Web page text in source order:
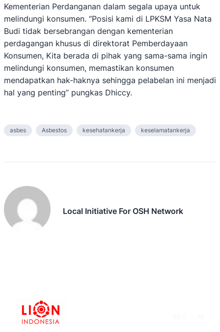
Kementerian Perdanganan dalam segala upaya untuk
melindungi konsumen. “Posisi kami di LPKSM Yasa Nata
Budi tidak bersebrangan dengan kementerian
perdagangan khusus di direktorat Pemberdayaan
Konsumen, Kita berada di pihak yang sama-sama ingin
melindungi konsumen, memastikan konsumen
mendapatkan hak-haknya sehingga pelabelan ini menjadi
hal yang penting” pungkas Dhiccy.
asbes Asbestos kesehatankerja keselamatankerja
Local Initiative For OSH Network